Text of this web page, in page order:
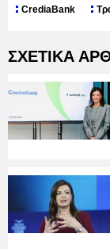
CrediaBank
ΣΧΕΤΙΚΑ